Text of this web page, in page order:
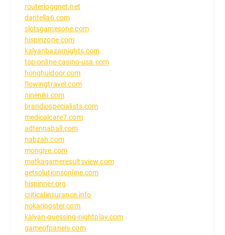
routerloggnet.net
dantella6.com
slotsgamesone.com
hispinzone.com
kalyanbazarnights.com
top-online-casino-usa.com
honghuidoor.com
flowingtravel.com
nineniki.com
brandiospecialists.com
medicalcare7.com
adtennaball.com
nabzah.com
mongive.com
matkagameresultsview.com
getsolutionsonline.com
hispinner.org
criticalinsurance.info
nokariposter.com
kalyan-guessing-nightplay.com
gameofpanels.com